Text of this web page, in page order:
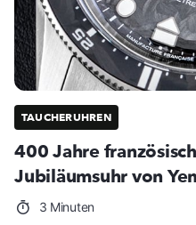
TAUCHERUHREN
400 Jahre
Jubiläumsuhr von
3 Minuten